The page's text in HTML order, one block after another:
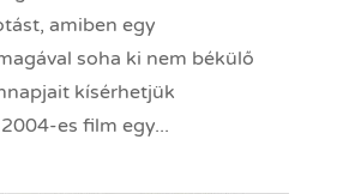
amiben egy
soha ki nem békülő
kísérhetjük
es film egy...